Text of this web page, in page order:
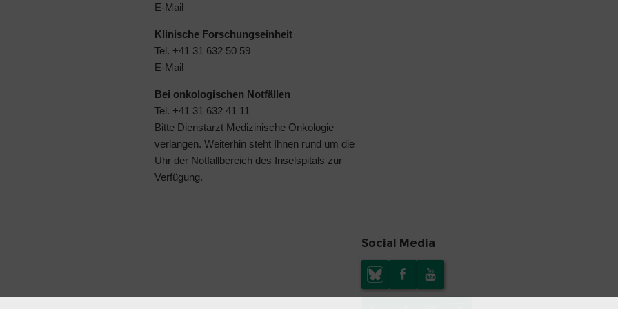
E-Mail
Klinische Forschungseinheit
Tel. +41 31 632 50 59
E-Mail
Bei onkologischen Notfällen
Tel. +41 31 632 41 11
Bitte Dienstarzt Medizinische Onkologie
verlangen. Weiterhin steht Ihnen rund um die
Uhr der Notfallbereich des Inselspitals zur
Verfügung.
Social Media